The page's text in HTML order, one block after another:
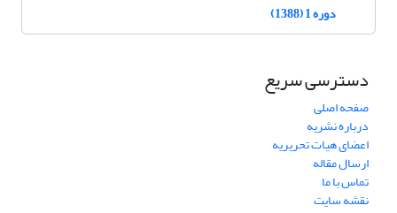
دوره 1 (1388)
دسترسی سریع
صفحه اصلی
درباره نشریه
اعضای هیات تحریریه
ارسال مقاله
تماس با ما
نقشه سایت